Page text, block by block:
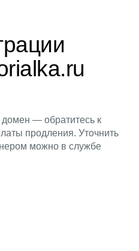
домен — обратитесь к
продления. Уточнить
можно в службе